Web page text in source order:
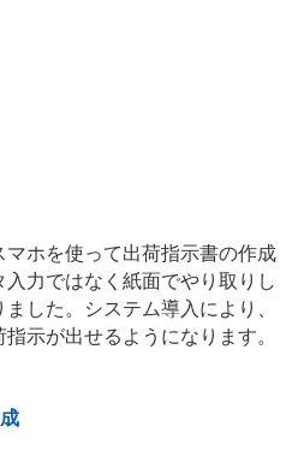
ホを使って出荷指示書の作成
力ではなく紙面でやり取りし
した。システム導入により、
示が出せるようになります。